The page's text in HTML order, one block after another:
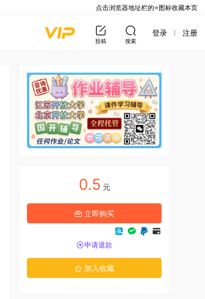
投稿 搜索
登录 注册
0.5 元
立即购买
申请退款
加入收藏
点击浏览器地址栏的⭐图标收藏本页